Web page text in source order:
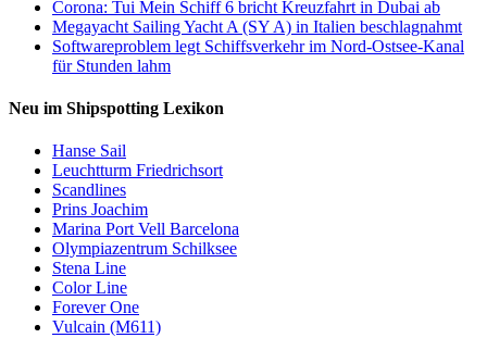
Corona: Tui Mein Schiff 6 bricht Kreuzfahrt in Dubai ab
Megayacht Sailing Yacht A (SY A) in Italien beschlagnahmt
Softwareproblem legt Schiffsverkehr im Nord-Ostsee-Kanal
für Stunden lahm
Neu im Shipspotting Lexikon
Hanse Sail
Leuchtturm Friedrichsort
Scandlines
Prins Joachim
Marina Port Vell Barcelona
Olympiazentrum Schilksee
Stena Line
Color Line
Forever One
Vulcain (M611)